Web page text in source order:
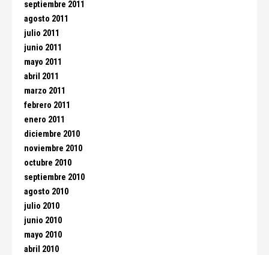
septiembre 2011
agosto 2011
julio 2011
junio 2011
mayo 2011
abril 2011
marzo 2011
febrero 2011
enero 2011
diciembre 2010
noviembre 2010
octubre 2010
septiembre 2010
agosto 2010
julio 2010
junio 2010
mayo 2010
abril 2010